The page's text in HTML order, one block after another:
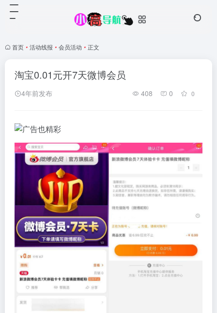
首页 • 活动线报 • 会员活动 • 正文
淘宝0.01元开7天微博会员
4年前发布 408 0 0